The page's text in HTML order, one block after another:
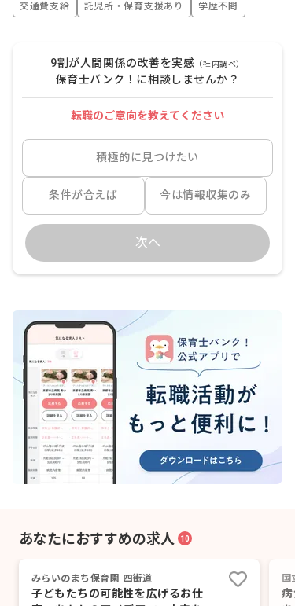
交通費支給
託児所・保育支援あり 学歴不問
9割が人間関係の改善を実感 （社内調べ）
保育士バンク！に相談しませんか？
転職のご意向を教えてください
積極的に見つけたい
条件が合えば 今は情報収集のみ
次へ
あなたにおすすめの求人 10
みらいのまち保育園 四街道
子どもたちの可能性を広げるお仕
国